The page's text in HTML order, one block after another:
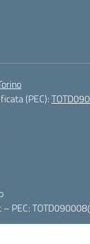
(PEC):
PEC: